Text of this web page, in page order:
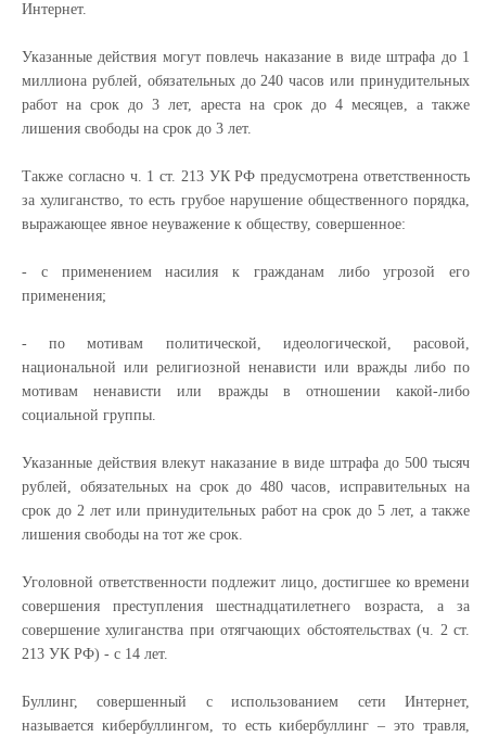
Интернет.
Указанные действия могут повлечь наказание в виде штрафа до 1
миллиона рублей, обязательных до 240 часов или принудительных
работ на срок до 3 лет, ареста на срок до 4 месяцев, а также
лишения свободы на срок до 3 лет.
Также согласно ч. 1 ст. 213 УК РФ предусмотрена ответственность
за хулиганство, то есть грубое нарушение общественного порядка,
выражающее явное неуважение к обществу, совершенное:
- с применением насилия к гражданам либо угрозой его
применения;
- по мотивам политической, идеологической, расовой,
национальной или религиозной ненависти или вражды либо по
мотивам ненависти или вражды в отношении какой-либо
социальной группы.
Указанные действия влекут наказание в виде штрафа до 500 тысяч
рублей, обязательных на срок до 480 часов, исправительных на
срок до 2 лет или принудительных работ на срок до 5 лет, а также
лишения свободы на тот же срок.
Уголовной ответственности подлежит лицо, достигшее ко времени
совершения преступления шестнадцатилетнего возраста, а за
совершение хулиганства при отягчающих обстоятельствах (ч. 2 ст.
213 УК РФ) - с 14 лет.
Буллинг, совершенный с использованием сети Интернет,
называется кибербуллингом, то есть кибербуллинг – это травля,